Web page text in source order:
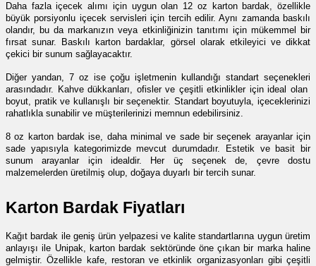
Daha fazla içecek alımı için uygun olan 12 oz karton bardak, özellikle
büyük porsiyonlu içecek servisleri için tercih edilir. Aynı zamanda baskılı
olandır, bu da markanızın veya etkinliğinizin tanıtımı için mükemmel bir
fırsat sunar. Baskılı karton bardaklar, görsel olarak etkileyici ve dikkat
çekici bir sunum sağlayacaktır.
Diğer yandan, 7 oz ise çoğu işletmenin kullandığı standart seçenekleri
arasındadır. Kahve dükkanları, ofisler ve çeşitli etkinlikler için ideal olan
boyut, pratik ve kullanışlı bir seçenektir. Standart boyutuyla, içeceklerinizi
rahatlıkla sunabilir ve müşterilerinizi memnun edebilirsiniz.
8 oz karton bardak ise, daha minimal ve sade bir seçenek arayanlar için
sade yapısıyla kategorimizde mevcut durumdadır. Estetik ve basit bir
sunum arayanlar için idealdir. Her üç seçenek de, çevre dostu
malzemelerden üretilmiş olup, doğaya duyarlı bir tercih sunar.
Karton Bardak Fiyatları
Kağıt bardak ile geniş ürün yelpazesi ve kalite standartlarına uygun üretim
anlayışı ile Unipak, karton bardak sektöründe öne çıkan bir marka haline
gelmiştir. Özellikle kafe, restoran ve etkinlik organizasyonları gibi çeşitli